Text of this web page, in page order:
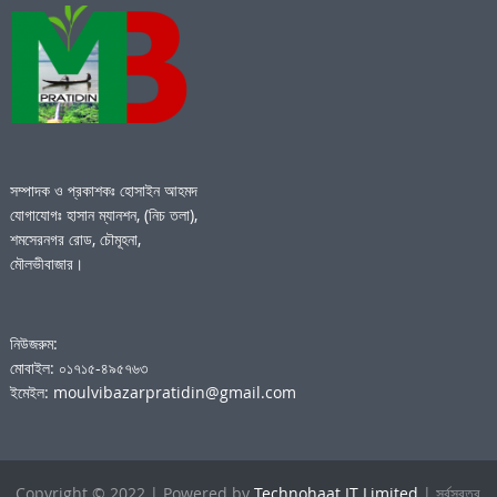
সম্পাদক ও প্রকাশকঃ হোসাইন আহমদ
যোগাযোগঃ হাসান ম্যানশন, (নিচ তলা),
শমসেরনগর রোড, চৌমূহনা,
মৌলভীবাজার।
নিউজরুম:
মোবাইল: ০১৭১৫-৪৯৫৭৬৩
ইমেইল: moulvibazarpratidin@gmail.com